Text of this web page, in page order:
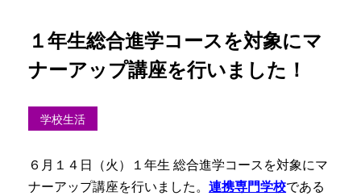
１年生総合進学コースを対象にマ
ナーアップ講座を行いました！
学校生活
６月１４日（火）１年生 総合進学コースを対象にマ
ナーアップ講座を行いました。 連携専門学校である